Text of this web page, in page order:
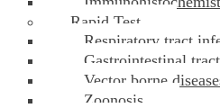
Rapid Test
Respiratory tract
Gastrointestinal
Vector borne
Zoonosis